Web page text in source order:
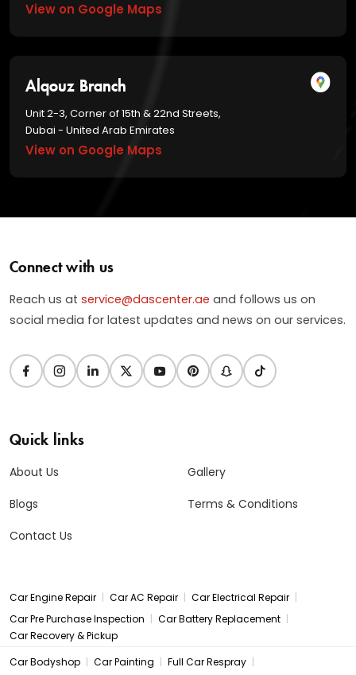
View on Google Maps
Alqouz Branch
Unit 2-3, Corner of 15th & 22nd Streets,
Dubai - United Arab Emirates
View on Google Maps
Connect with us
Reach us at service@dascenter.ae and follows us on
social media for latest updates and news on our services.
Quick links
About Us
Blogs
Contact Us
Gallery
Terms & Conditions
Car Engine Repair | Car AC Repair | Car Electrical Repair |
Car Pre Purchase Inspection | Car Battery Replacement |
Car Recovery & Pickup
Car Bodyshop | Car Painting | Full Car Respray |